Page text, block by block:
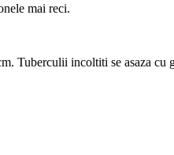
mai reci.
Tuberculii incoltiti se asaza cu